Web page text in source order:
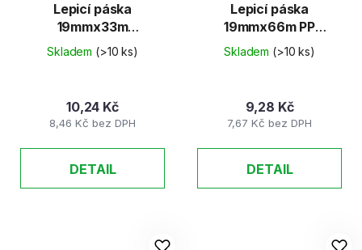
Lepicí páska
19mmx33m
Transparentní
Skladem (>10 ks)
8,46 Kč bez DPH
10,24 Kč
DETAIL
Lepicí páska
19mmx66m PP
Transparentní
Skladem (>10 ks)
7,67 Kč bez DPH
9,28 Kč
DETAIL